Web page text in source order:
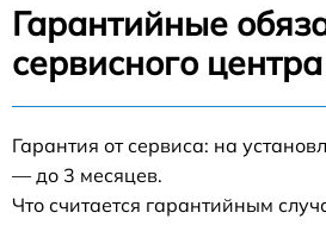
Гарантийные
сервисного
Гарантия от сервиса: на
— до 3 месяцев.
Что считается гарантийным